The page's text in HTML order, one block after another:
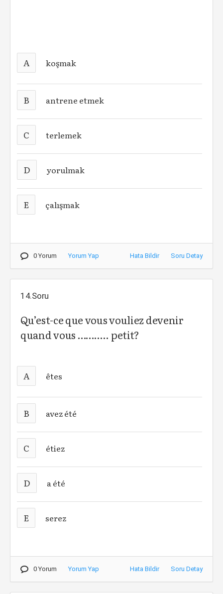
A koşmak
B antrene etmek
C terlemek
D yorulmak
E çalışmak
0 Yorum Yorum Yap Hata Bildir Soru Detay
14.Soru
Qu’est-ce que vous vouliez devenir
quand vous ……….. petit?
A êtes
B avez été
C étiez
D a été
E serez
0 Yorum Yorum Yap Hata Bildir Soru Detay